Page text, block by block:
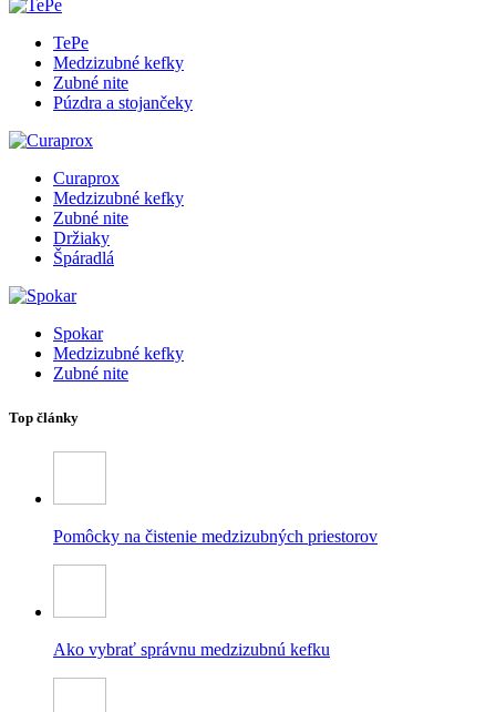
TePe
Medzizubné kefky
Zubné nite
Púzdra a stojančeky
Curaprox
Medzizubné kefky
Zubné nite
Držiaky
Špáradlá
Spokar
Medzizubné kefky
Zubné nite
Top články
Pomôcky na čistenie medzizubných priestorov
Ako vybrať správnu medzizubnú kefku